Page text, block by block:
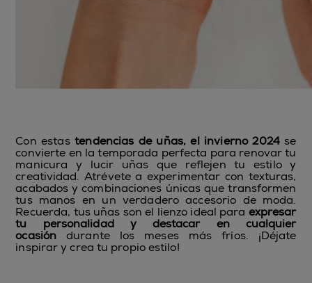
Con estastendencias de uñas, el invierno 2024se
convierte en la temporada perfecta para renovar tu
manicura y lucir uñas que reflejen tu estilo y
creatividad. Atrévete a experimentar con texturas,
acabados y combinaciones únicas que transformen
tus manos en un verdadero accesorio de moda.
Recuerda, tus uñas son el lienzo ideal para expresar
tu personalidad y destacar en cualquier
ocasión durante los meses más fríos. ¡Déjate
inspirar y crea tu propio estilo!